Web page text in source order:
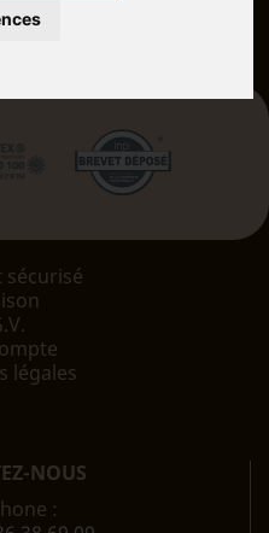
sécurisé
légales
NOUS
: